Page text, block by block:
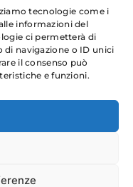
tecnologie come i
informazioni del
ci permetterà di
navigazione o ID unici
il consenso può
e funzioni.
Theme 2026.